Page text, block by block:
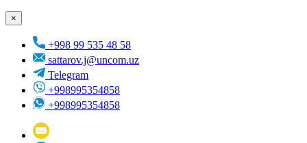
×
+998 99 535 48 58
sattarov.j@uncom.uz
Telegram
+998995354858
+998995354858